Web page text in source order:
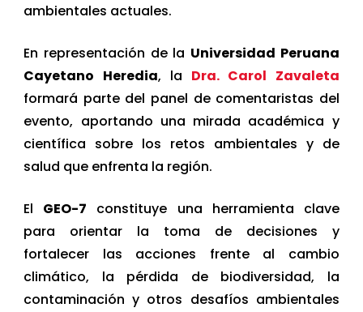
ambientales actuales.
En representación de la Universidad Peruana
Cayetano Heredia, la Dra. Carol Zavaleta
formará parte del panel de comentaristas del
evento, aportando una mirada académica y
científica sobre los retos ambientales y de
salud que enfrenta la región.
El GEO-7 constituye una herramienta clave
para orientar la toma de decisiones y
fortalecer las acciones frente al cambio
climático, la pérdida de biodiversidad, la
contaminación y otros desafíos ambientales